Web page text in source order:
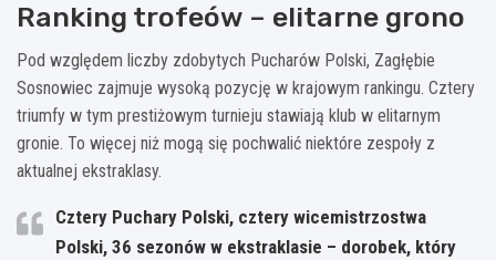
Ranking trofeów – elitarne grono
Pod względem liczby zdobytych Pucharów Polski, Zagłębie
Sosnowiec zajmuje wysoką pozycję w krajowym rankingu. Cztery
triumfy w tym prestiżowym turnieju stawiają klub w elitarnym
gronie. To więcej niż mogą się pochwalić niektóre zespoły z
aktualnej ekstraklasy.
Cztery Puchary Polski, cztery wicemistrzostwa
Polski, 36 sezonów w ekstraklasie – dorobek, który